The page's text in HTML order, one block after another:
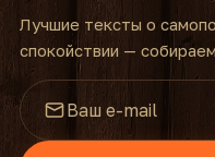
Лучшие тексты о
спокойствии —